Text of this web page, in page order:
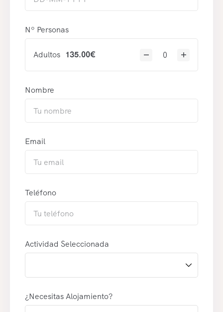
Nº Personas
Adultos 135.00€
Nombre
Email
Teléfono
Actividad Seleccionada
¿Necesitas Alojamiento?